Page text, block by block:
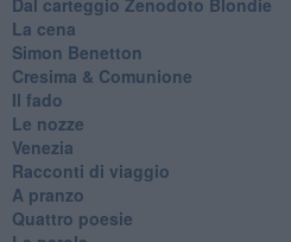
La cena
Simon Benetton
Cresima & Comunione
Il fado
Le nozze
Venezia
Racconti di viaggio
A pranzo
Quattro poesie